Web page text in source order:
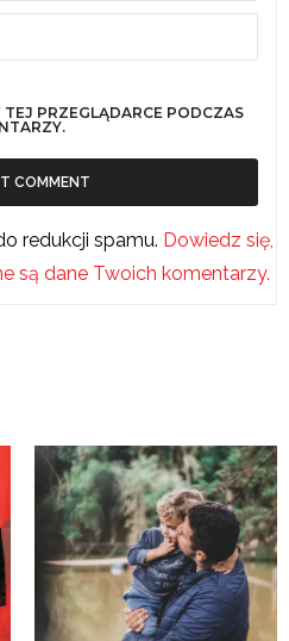
PRZEGLĄDARCE PODCZAS
redukcji spamu. Dowiedz się,
są dane Twoich komentarzy.